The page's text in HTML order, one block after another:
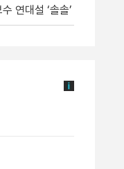
연대설 ‘솔솔’